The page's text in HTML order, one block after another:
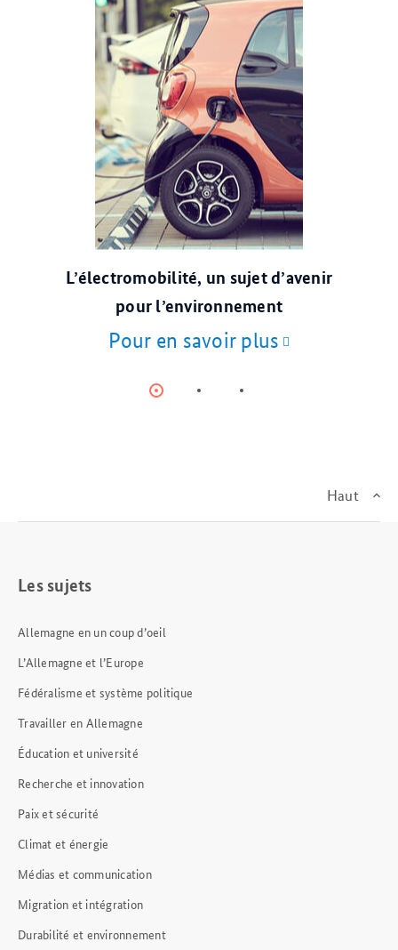
L’électromobilité, un sujet d’avenir
pour l’environnement
Pour en savoir plus
Haut
Les sujets
Allemagne en un coup d’oeil
L’Allemagne et l’Europe
Fédéralisme et système politique
Travailler en Allemagne
Éducation et université
Recherche et innovation
Paix et sécurité
Climat et énergie
Médias et communication
Migration et intégration
Durabilité et environnement